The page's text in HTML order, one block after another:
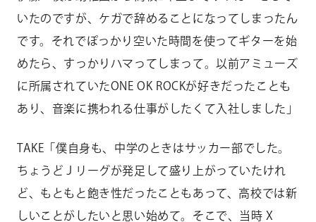
いたのですが、ケガで辞めることになってしまったん
です。それでぽっかり空いた時間を使ってギターを始
めたら、すっかりハマってしまって。以前アミューズ
に所属されていたONE OK ROCKが好きだったことも
あり、音楽に携われる仕事がしたくて入社しました」
TAKE「僕自身も、中学のときはサッカー部でした。
ちょうどＪリーグが発足して盛り上がっていたけれ
ど、もともと飽き性だったこともあって、高校では新
しいことがしたいと思い始めて。そこで、当時 X